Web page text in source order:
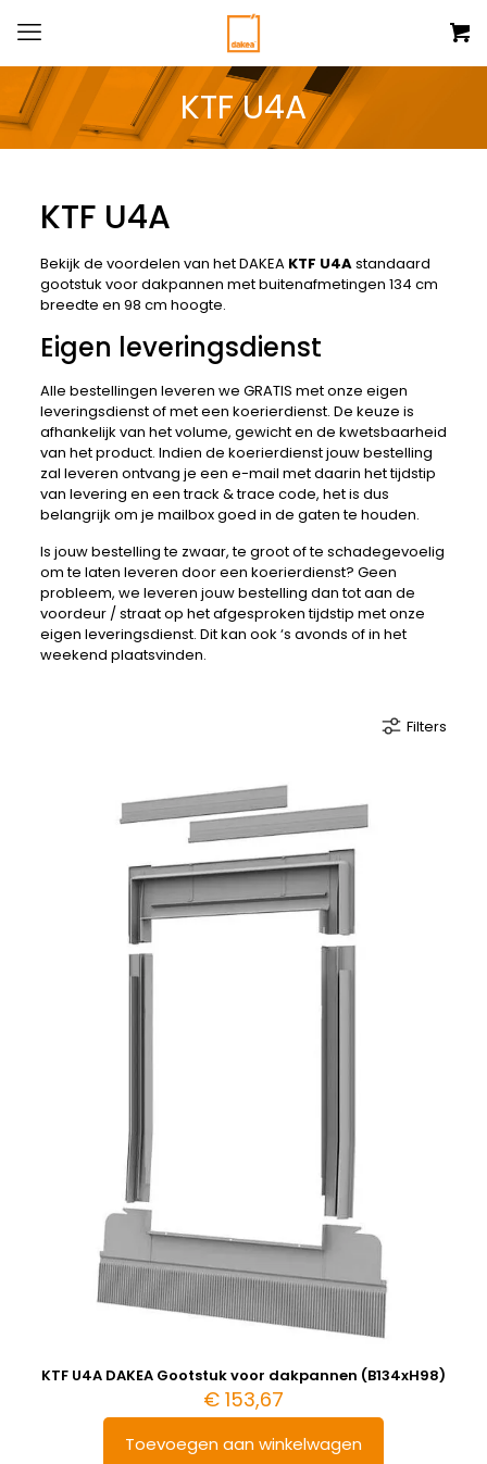
KTF U4A
KTF U4A
Bekijk de voordelen van het DAKEA KTF U4Astandaard
gootstuk voor dakpannen met buitenafmetingen 134 cm
breedte en 98 cm hoogte.
Eigen leveringsdienst
Alle bestellingen leveren we GRATIS met onze eigen
leveringsdienst of met een koerierdienst. De keuze is
afhankelijk van het volume, gewicht en de kwetsbaarheid
van het product. Indien de koerierdienst jouw bestelling
zal leveren ontvang je een e-mail met daarin het tijdstip
van levering en een track & trace code, het is dus
belangrijk om je mailbox goed in de gaten te houden.
Is jouw bestelling te zwaar, te groot of te schadegevoelig
om te laten leveren door een koerierdienst? Geen
probleem, we leveren jouw bestelling dan tot aan de
voordeur / straat op het afgesproken tijdstip met onze
eigen leveringsdienst. Dit kan ook ‘s avonds of in het
weekend plaatsvinden.
Filters
KTF U4A DAKEA Gootstuk voor dakpannen (B134xH98)
€ 153,67
Toevoegen aan winkelwagen